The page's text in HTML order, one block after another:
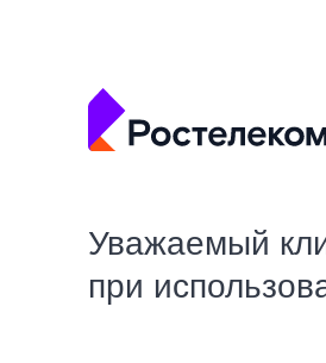
Уважаемый
при